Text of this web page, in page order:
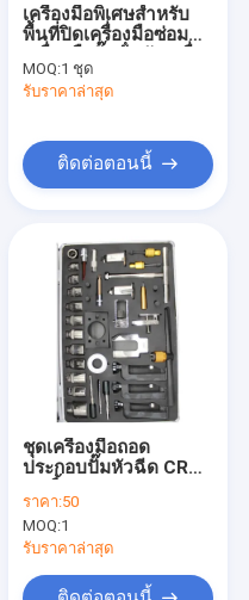
เครื่องมือพิเศษสําหรับ
พื้นที่ปิดเครื่องมือซ่อม
มือซ่อม
MOQ:1 ชุด
รับราคาล่าสุด
ติดต่อตอนนี้
ชุดเครื่องมือถอด
ประกอบปั๊มหัวฉีด CR
ราคา:50
MOQ:1
รับราคาล่าสุด